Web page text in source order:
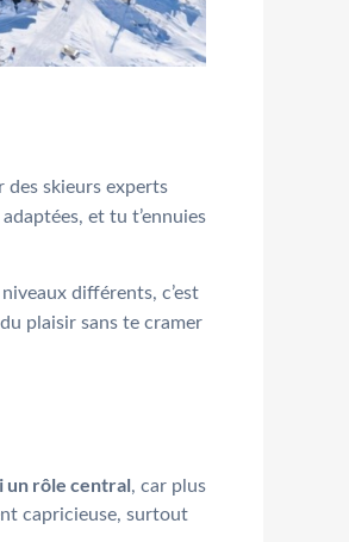
des skieurs experts
et tu t’ennuies
différents, c’est
plaisir sans te cramer
un rôle central, car plus
capricieuse, surtout